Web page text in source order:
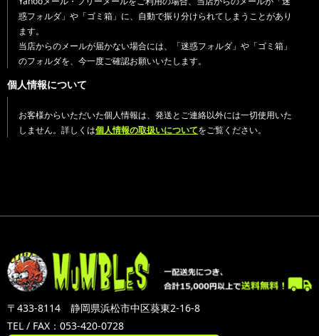
惑フォルダ」や「ゴミ箱」に、自動で振り分けられてしまうことがあり
ます。
当店からのメールが届かない場合には、「迷惑フォルダ」や「ゴミ箱」
のフォルダを、今一度ご確認お願いいたします。
個人情報について
お客様からいただいた個人情報は、発送とご連絡以外には一切使用いた
しません。詳しくは個人情報の取扱いについてをご覧ください。
〒433-8114 静岡県浜松市中区葵東2-16-8
TEL / FAX：053-420-0728